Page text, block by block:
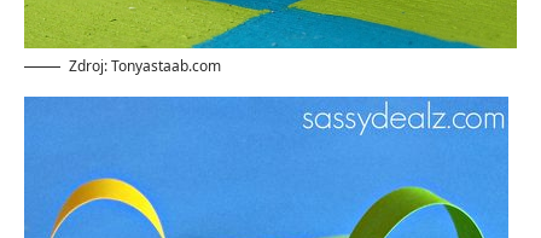
Zdroj: Tonyastaab.com